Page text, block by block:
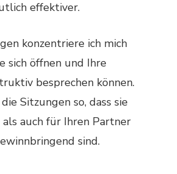
effektiver.
konzentriere ich mich
sich öffnen und Ihre
besprechen können.
Sitzungen so, dass sie
auch für Ihren Partner
sind.